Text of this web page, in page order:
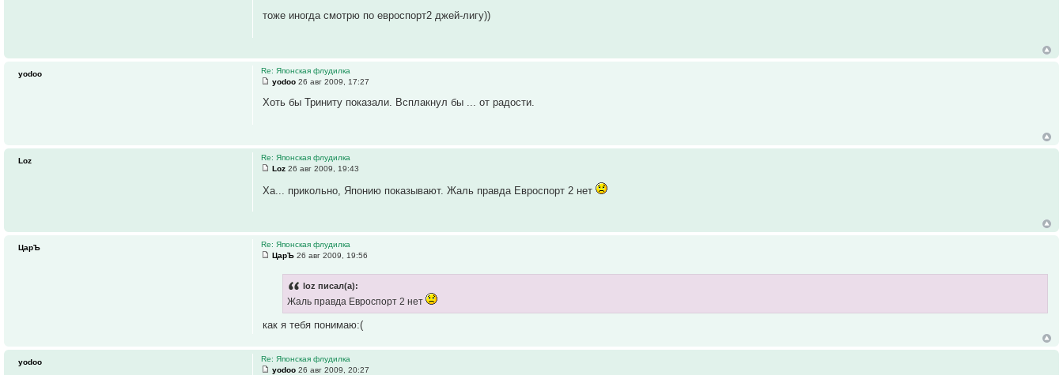
тоже иногда смотрю по евроспорт2 джей-лигу))
Re: Японская флудилка
yodoo 26 авг 2009, 17:27
Хоть бы Триниту показали. Всплакнул бы ... от радости.
yodoo
Re: Японская флудилка
Loz 26 авг 2009, 19:43
Ха... прикольно, Японию показывают. Жаль правда Евроспорт 2 нет
Loz
Re: Японская флудилка
ЦарЪ 26 авг 2009, 19:56
loz писал(а):
Жаль правда Евроспорт 2 нет
как я тебя понимаю:(
ЦарЪ
Re: Японская флудилка
yodoo 26 авг 2009, 20:27
yodoo